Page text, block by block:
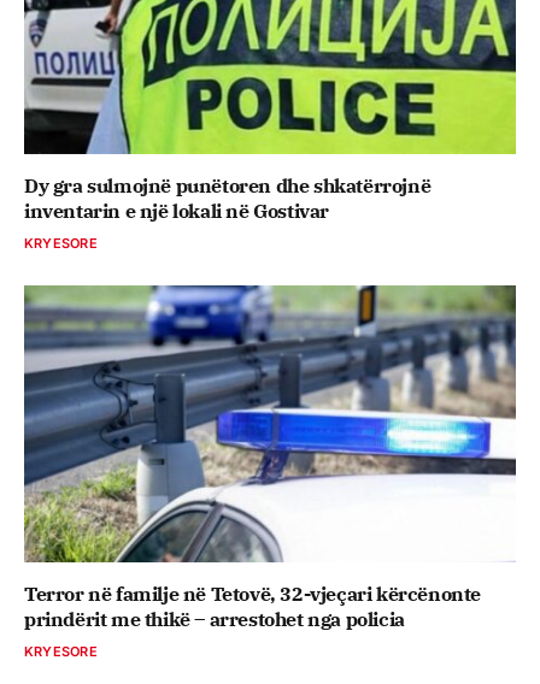
Dy gra sulmojnë punëtoren dhe shkatërrojnë
inventarin e një lokali në Gostivar
KRYESORE
Terror në familje në Tetovë, 32-vjeçari kërcënonte
prindërit me thikë – arrestohet nga policia
KRYESORE